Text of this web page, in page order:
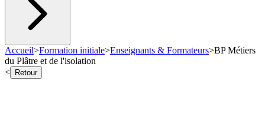
Accueil>Formation initiale>Enseignants & Formateurs>BP Métiers
du Plâtre et de l'isolation
<
Retour